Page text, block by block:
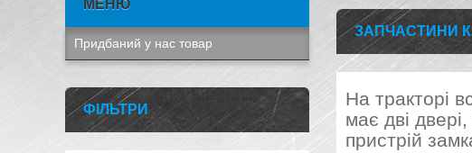
ЗАПЧАСТИНИ
На тракторі
має дві
пристрій
Придбаний у нас товар
ФІЛЬТРИ